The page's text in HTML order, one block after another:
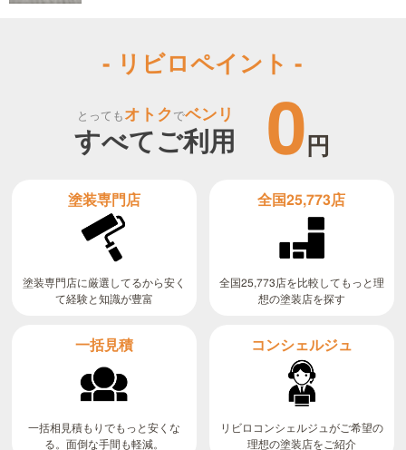
- リビロペイント -
とってもオトクでベンリ
すべてご利用 0円
塗装専門店
塗装専門店に厳選してるから安く
て経験と知識が豊富
全国25,773店
全国25,773店を比較してもっと理
想の塗装店を探す
一括見積
一括相見積もりでもっと安くな
る。面倒な手間も軽減。
コンシェルジュ
リビロコンシェルジュがご希望の
理想の塗装店をご紹介